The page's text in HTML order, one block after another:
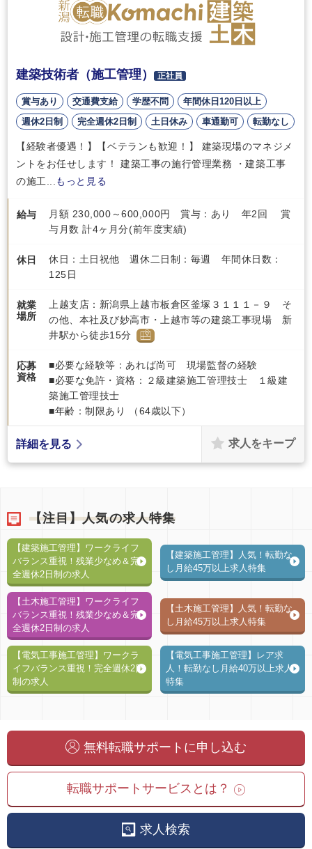
建築技術者（施工管理） 正社員
賞与あり 交通費支給 学歴不問
年間休日120日以上
週休2日制
完全週休2日制 土日休み 車通勤可 転勤なし
【経験者優遇！】【ベテランも歓迎！】 建築現場のマネジメ
ントをお任せします！ 建築工事の施行管理業務 ・建築工事
の施工...
もっと見る
給与
月額 230,000～600,000円 賞与：あり 年2回 賞
与月数 計4ヶ月分(前年度実績)
休日
休日：土日祝他 週休二日制：毎週 年間休日数：
125日
就業
場所
上越支店：新潟県上越市板倉区釜塚３１１１－９ そ
の他、本社及び妙高市・上越市等の建築工事現場 新
井駅から徒歩15分
応募
資格
■必要な経験等：あれば尚可 現場監督の経験
■必要な免許・資格：２級建築施工管理技士 １級建
築施工管理技士
■年齢：制限あり （64歳以下）
詳細を見る 求人をキープ
【注目】人気の求人特集
【建築施工管理】ワークライフ
バランス重視！残業少なめ＆完
全週休2日制の求人
【建築施工管理】人気！転勤な
し月給45万以上求人特集
【土木施工管理】ワークライフ
バランス重視！残業少なめ＆完
全週休2日制の求人
【土木施工管理】人気！転勤な
し月給45万以上求人特集
【電気工事施工管理】ワークラ
イフバランス重視！完全週休2日
制の求人
【電気工事施工管理】レア求
人！転勤なし月給40万以上求人
特集
無料転職サポートに申し込む
転職サポートサービスとは？
求人検索